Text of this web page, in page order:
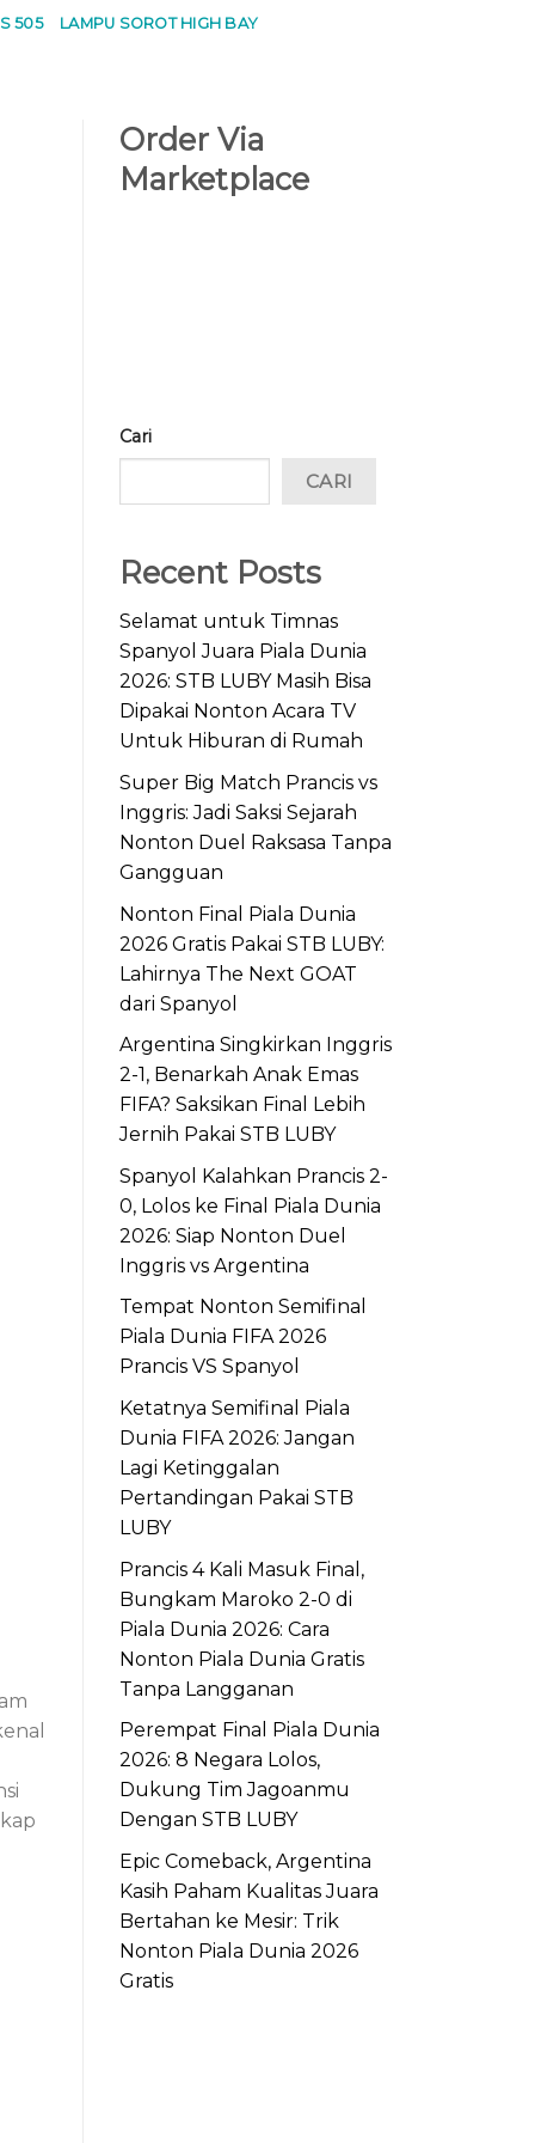
505 LAMPU SOROT HIGH BAY
Order Via
Marketplace
Cari
CARI
Recent Posts
Selamat untuk Timnas
Spanyol Juara Piala Dunia
2026: STB LUBY Masih Bisa
Dipakai Nonton Acara TV
Untuk Hiburan di Rumah
Super Big Match Prancis vs
Inggris: Jadi Saksi Sejarah
Nonton Duel Raksasa Tanpa
Gangguan
Nonton Final Piala Dunia
2026 Gratis Pakai STB LUBY:
Lahirnya The Next GOAT
dari Spanyol
Argentina Singkirkan Inggris
2-1, Benarkah Anak Emas
FIFA? Saksikan Final Lebih
Jernih Pakai STB LUBY
Spanyol Kalahkan Prancis 2-
0, Lolos ke Final Piala Dunia
2026: Siap Nonton Duel
Inggris vs Argentina
Tempat Nonton Semifinal
Piala Dunia FIFA 2026
Prancis VS Spanyol
Ketatnya Semifinal Piala
Dunia FIFA 2026: Jangan
Lagi Ketinggalan
Pertandingan Pakai STB
LUBY
Prancis 4 Kali Masuk Final,
Bungkam Maroko 2-0 di
Piala Dunia 2026: Cara
Nonton Piala Dunia Gratis
Tanpa Langganan
Perempat Final Piala Dunia
2026: 8 Negara Lolos,
Dukung Tim Jagoanmu
Dengan STB LUBY
Epic Comeback, Argentina
Kasih Paham Kualitas Juara
Bertahan ke Mesir: Trik
Nonton Piala Dunia 2026
Gratis